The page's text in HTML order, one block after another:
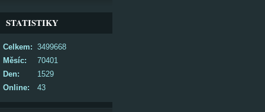
STATISTIKY
Online: 43
Celkem: 3499668
Měsíc:
70401
Den:
1529